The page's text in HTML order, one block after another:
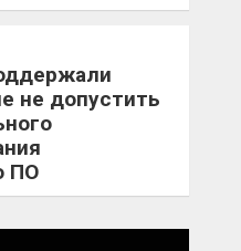
не допустить
ПО